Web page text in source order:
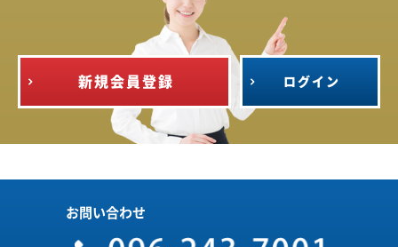
新規会員登録 ログイン
お問い合わせ